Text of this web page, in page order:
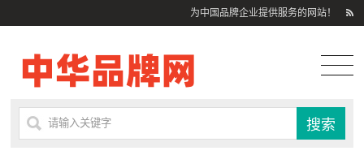
为中国品牌企业提供服务的网站！